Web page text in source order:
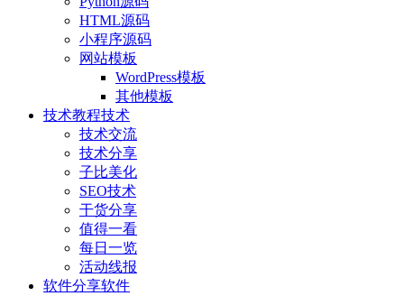
HTML源码
小程序源码
网站模板
WordPress模板
其他模板
技术教程技术
技术交流
技术分享
子比美化
SEO技术
干货分享
值得一看
每日一览
活动线报
软件分享软件